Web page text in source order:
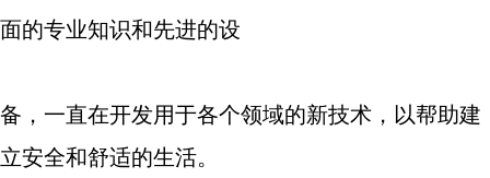
面的专业知识和先进的设
备，一直在开发用于各个领域的新技术，以帮助建
立安全和舒适的生活。